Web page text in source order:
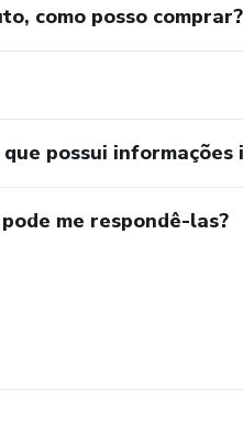
como posso comprar?
possui informações
me respondê-las?